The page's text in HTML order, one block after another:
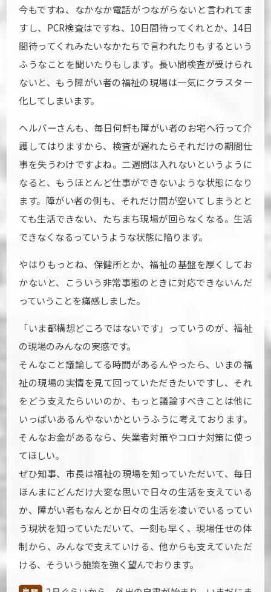
今もですね、なかなか電話がつながらないと言われてま
すし、PCR検査はですね、10日間待ってくれとか、14日
間待ってくれみたいなかたちで言われたりもするという
ふうなことを聞いたりもします。長い間検査が受けられ
ないと、もう障がい者の福祉の現場は一気にクラスター
化してしまいます。
ヘルパーさんも、毎日何軒も障がい者のお宅へ行って介
護してはりますから、検査が遅れたらそれだけの期間仕
事を失うわけですよね。二週間は入れないというように
なると、もうほとんど仕事ができないような状態になり
ます。障がい者の側も、それだけ間が空いてしまうとと
ても生活できない、たちまち現場が回らなくなる。生活
できなくなるっていうような状態に陥ります。
やはりもっとね、保健所とか、福祉の基盤を厚くしてお
かないと、こういう非常事態のときに対応できないんだ
っていうことを痛感しました。
「いま都構想どころではないです」っていうのが、福祉
の現場のみんなの実感です。
そんなこと議論してる時間があるんやったら、いまの福
祉の現場の実情を見て回っていただきたいですし、それ
をどう支えたらいいのか、もっと議論すべきことは他に
いっぱいあるんやないかというふうに考えております。
そんなお金があるなら、失業者対策やコロナ対策に使っ
てほしい。
ぜひ知事、市長は福祉の現場を知っていただいて、毎日
ほんまにどんだけ大変な思いで日々の生活を支えている
か、障がい者もなんとか日々の生活を凌いでいるってい
う現状を知っていただいて、一刻も早く、現場任せの体
制から、みんなで支えていける、他からも支えていただ
ける、そういう施策を強く望んでおります。